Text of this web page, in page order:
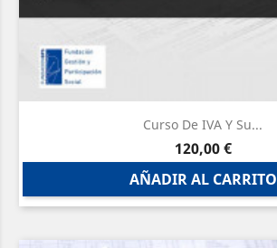
Curso De IVA Y Su...
Precio
120,00 €
AÑADIR AL CARRITO